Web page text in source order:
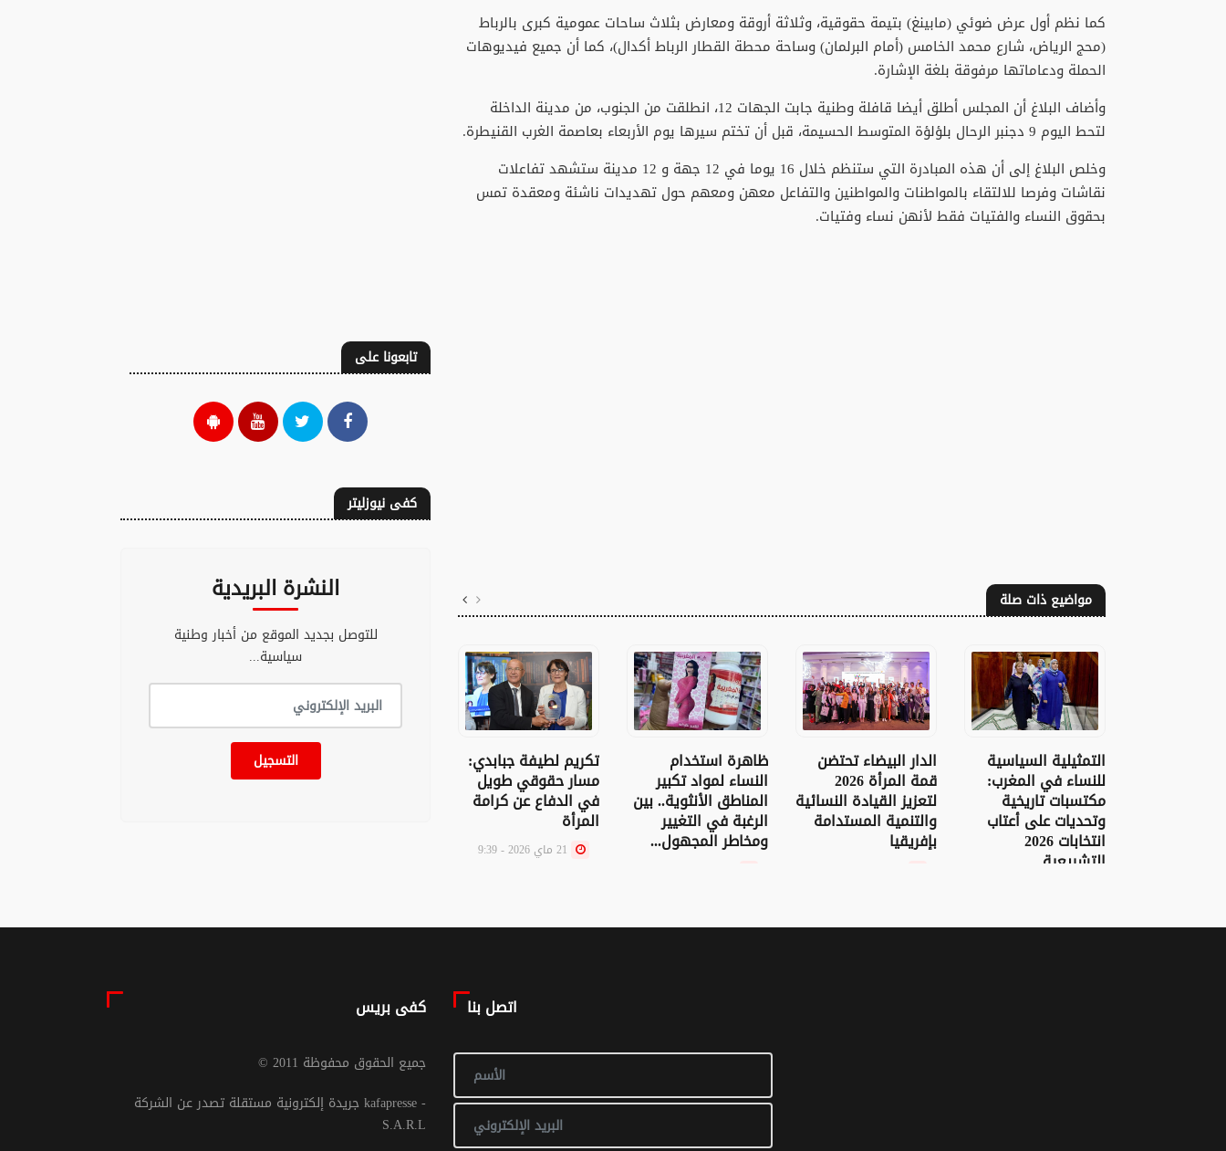
كما نظم أول عرض ضوئي (مابينغ) بتيمة حقوقية، وثلاثة أروقة ومعارض بثلاث ساحات عمومية كبرى بالرباط
(محج الرياض، شارع محمد الخامس (أمام البرلمان) وساحة محطة القطار الرباط أكدال)، كما أن جميع فيديوهات
الحملة ودعاماتها مرفوقة بلغة الإشارة.
وأضاف البلاغ أن المجلس أطلق أيضا قافلة وطنية جابت الجهات 12، انطلقت من الجنوب، من مدينة الداخلة
لتحط اليوم 9 دجنبر الرحال بلؤلؤة المتوسط الحسيمة، قبل أن تختم سيرها يوم الأربعاء بعاصمة الغرب القنيطرة.
وخلص البلاغ إلى أن هذه المبادرة التي ستنظم خلال 16 يوما في 12 جهة و 12 مدينة ستشهد تفاعلات
نقاشات وفرصا للالتقاء بالمواطنات والمواطنين والتفاعل معهن ومعهم حول تهديدات ناشئة ومعقدة تمس
بحقوق النساء والفتيات فقط لأنهن نساء وفتيات.
مواضيع ذات صلة
التمثيلية السياسية
للنساء في المغرب:
مكتسبات تاريخية
وتحديات على أعتاب
انتخابات 2026
التشريعية
الدار البيضاء تحتضن
قمة المرأة 2026
لتعزيز القيادة النسائية
والتنمية المستدامة
بإفريقيا
ظاهرة استخدام
النساء لمواد تكبير
المناطق الأنثوية.. بين
الرغبة في التغيير
ومخاطر المجهول...
تكريم لطيفة جبابدي:
مسار حقوقي طويل
في الدفاع عن كرامة
المرأة
زهور كرام تفوز بجائزة علماء يحددون مسارًا
جزيئيًا مرتبطًا بشيخوخة
تابعونا على
كفى نيوزليتر
النشرة البريدية
للتوصل بجديد الموقع من أخبار وطنية
سياسية...
التسجيل
كفى بريس
© جميع الحقوق محفوظة 2011
جريدة إلكترونية مستقلة تصدر عن الشركة kafapresse -
S.A.R.L
اتصل بنا